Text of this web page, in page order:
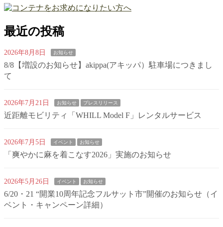
最近の投稿
2026年8月8日 お知らせ
8/8【増設のお知らせ】akippa(アキッパ）駐車場につきまし
て
2026年7月21日 お知らせ プレスリリース
近距離モビリティ「WHILL Model F」レンタルサービス
2026年7月5日 イベント お知らせ
「爽やかに麻を着こなす2026」実施のお知らせ
2026年5月26日 イベント お知らせ
6/20・21 “開業10周年記念フルサット市”開催のお知らせ（イ
ベント・キャンペーン詳細）